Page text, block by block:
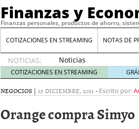
Finanzas y
Finanzas personales, productos de ahorro,
COTIZACIONES EN STREAMING NOTAS DE
NOTICIAS:
Noticias
de XRP
por qué
las
whales
COTIZACIONES EN STREAMING
NEGOCIOS | 25 DICIEMBRE, 2011 - Escrito por:
Orange compra Simyo